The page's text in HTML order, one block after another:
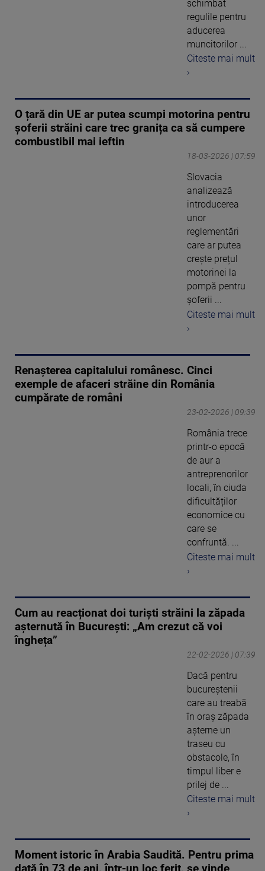
schimbat
regulile pentru
aducerea
muncitorilor ...
Citeste mai mult
›
O țară din UE ar putea scumpi motorina pentru
șoferii străini care trec granița ca să cumpere
combustibil mai ieftin
18-03-2026 | 07:59
Slovacia
analizează
introducerea
unor
reglementări
care ar putea
crește prețul
motorinei la
pompă pentru
șoferii ...
Citeste mai mult
›
Renașterea capitalului românesc. Cinci
exemple de afaceri străine din România
cumpărate de români
23-02-2026 | 09:39
România trece
printr-o epocă
de aur a
antreprenorilor
locali, în ciuda
dificultăților
economice cu
care se
confruntă. ...
Citeste mai mult
›
Cum au reacționat doi turiști străini la zăpada
așternută în București: „Am crezut că voi
îngheța”
22-02-2026 | 07:39
Dacă pentru
bucureștenii
care au treabă
în oraș zăpada
așterne un
traseu cu
obstacole, în
timpul liber e
prilej de ...
Citeste mai mult
›
Moment istoric în Arabia Saudită. Pentru prima